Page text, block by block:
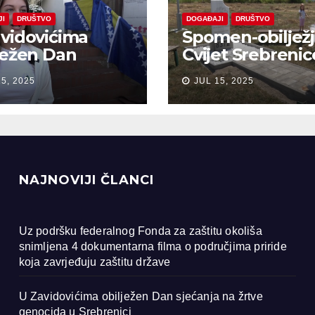
DRUŠTVO
Dan
na žrtve
u
2025
DOGAĐAJI DRUŠTVO
Spomen-
Cvijet
Bobarama
JUL 15, 2025
NAJNOVIJI ČLANCI
Uz podršku federalnog Fonda za zaštitu okoliša
snimljena 4 dokumentarna filma o područjima priride
koja zavrjeđuju zaštitu države
U Zavidovićima obilježen Dan sjećanja na žrtve
genocida u Srebrenici